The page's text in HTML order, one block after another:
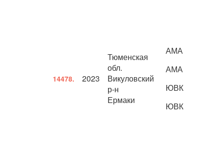
14478. 2023
Тюменская
обл.
Викуловский
р-н
Ермаки
АМА
АМА
ЮВК
ЮВК